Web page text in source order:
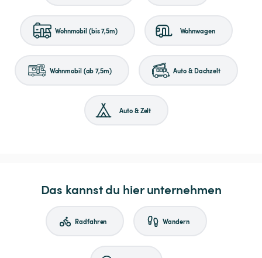
Wohnmobil (bis 7,5m) Wohnwagen
Wohnmobil (ab 7,5m) Auto & Dachzelt
Auto & Zelt
Das kannst du hier unternehmen
Radfahren Wandern